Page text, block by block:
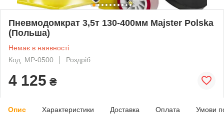
Пневмодомкрат 3,5т 130-400мм Majster Polska
(Польша)
Немає в наявності
Код: MP-0500
Роздріб
4 125 ₴
Опис Характеристики Доставка Оплата Умови